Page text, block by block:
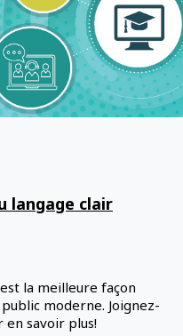
langage clair
la meilleure façon
moderne. Joignez-
en savoir plus!